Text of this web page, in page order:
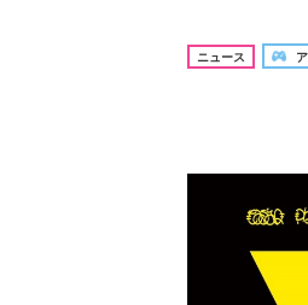
ニュース